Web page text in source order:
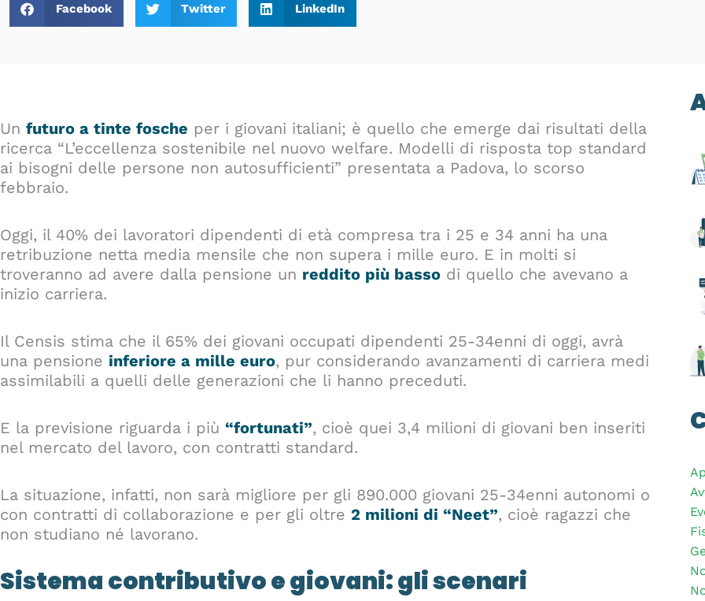
Facebook Twitter LinkedIn
Un futuro a tinte fosche per i giovani italiani; è quello che emerge dai risultati della
ricerca “L’eccellenza sostenibile nel nuovo welfare. Modelli di risposta top standard
ai bisogni delle persone non autosufficienti” presentata a Padova, lo scorso
febbraio.
Oggi, il 40% dei lavoratori dipendenti di età compresa tra i 25 e 34 anni ha una
retribuzione netta media mensile che non supera i mille euro. E in molti si
troveranno ad avere dalla pensione un reddito più basso di quello che avevano a
inizio carriera.
Il Censis stima che il 65% dei giovani occupati dipendenti 25-34enni di oggi, avrà
una pensione inferiore a mille euro, pur considerando avanzamenti di carriera medi
assimilabili a quelli delle generazioni che li hanno preceduti.
E la previsione riguarda i più “fortunati”, cioè quei 3,4 milioni di giovani ben inseriti
nel mercato del lavoro, con contratti standard.
La situazione, infatti, non sarà migliore per gli 890.000 giovani 25-34enni autonomi o
con contratti di collaborazione e per gli oltre 2 milioni di “Neet”, cioè ragazzi che
non studiano né lavorano.
Sistema contributivo e giovani: gli scenari